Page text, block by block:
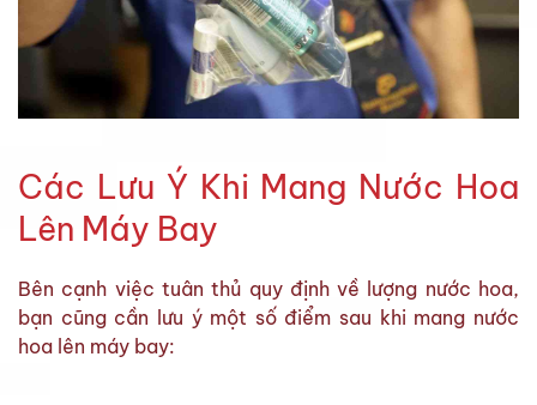
Các Lưu Ý Khi Mang Nước Hoa
Lên Máy Bay
Bên cạnh việc tuân thủ quy định về lượng nước hoa,
bạn cũng cần lưu ý một số điểm sau khi mang nước
hoa lên máy bay: